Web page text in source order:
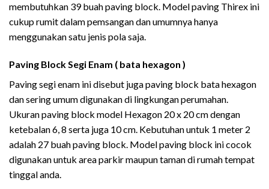
membutuhkan 39 buah paving block. Model paving Thirex ini
cukup rumit dalam pemsangan dan umumnya hanya
menggunakan satu jenis pola saja.
Paving Block Segi Enam ( bata hexagon )
Paving segi enam ini disebut juga paving block bata hexagon
dan sering umum digunakan di lingkungan perumahan.
Ukuran paving block model Hexagon 20 x 20 cm dengan
ketebalan 6, 8 serta juga 10 cm. Kebutuhan untuk 1 meter 2
adalah 27 buah paving block. Model paving block ini cocok
digunakan untuk area parkir maupun taman di rumah tempat
tinggal anda.